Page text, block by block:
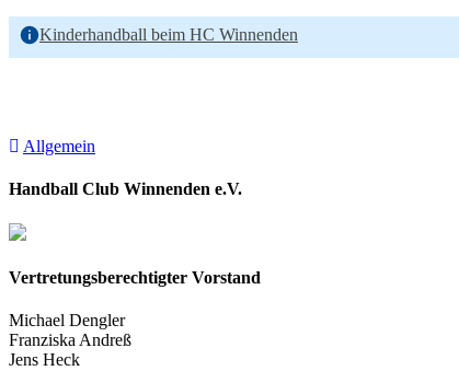
Kinderhandball beim HC Winnenden
Allgemein
Handball Club Winnenden e.V.
Vertretungsberechtigter Vorstand
Michael Dengler
Franziska Andreß
Jens Heck